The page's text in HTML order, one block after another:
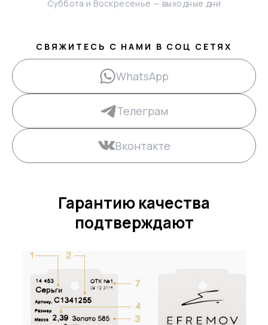
Суббота и Воскресенье — выходные дни
СВЯЖИТЕСЬ С НАМИ В СОЦ СЕТЯХ
WhatsApp
Телеграм
Вконтакте
Гарантию качества
подтверждают